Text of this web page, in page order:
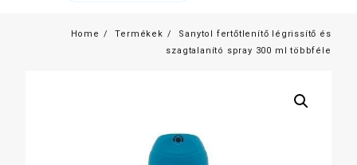
Home Termékek
Sanytol fertőtlenítő légrissítő és
szagtalanító spray 300 ml többféle